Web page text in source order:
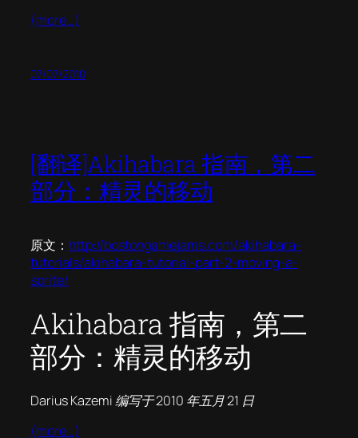
(more…)
07/07/2010
[翻译]Akihabara 指南，第二
部分：精灵的移动
原文： http://bostongamejams.com/akihabara-
tutorials/akihabara-tutorial-part-2-moving-a-
sprite/
Akihabara 指南，第二
部分：精灵的移动
Darius Kazemi 编写于 2010 年五月 21 日
(more…)